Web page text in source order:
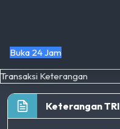
Buka 24 Jam
Transaksi Keterangan
Keterangan TRI